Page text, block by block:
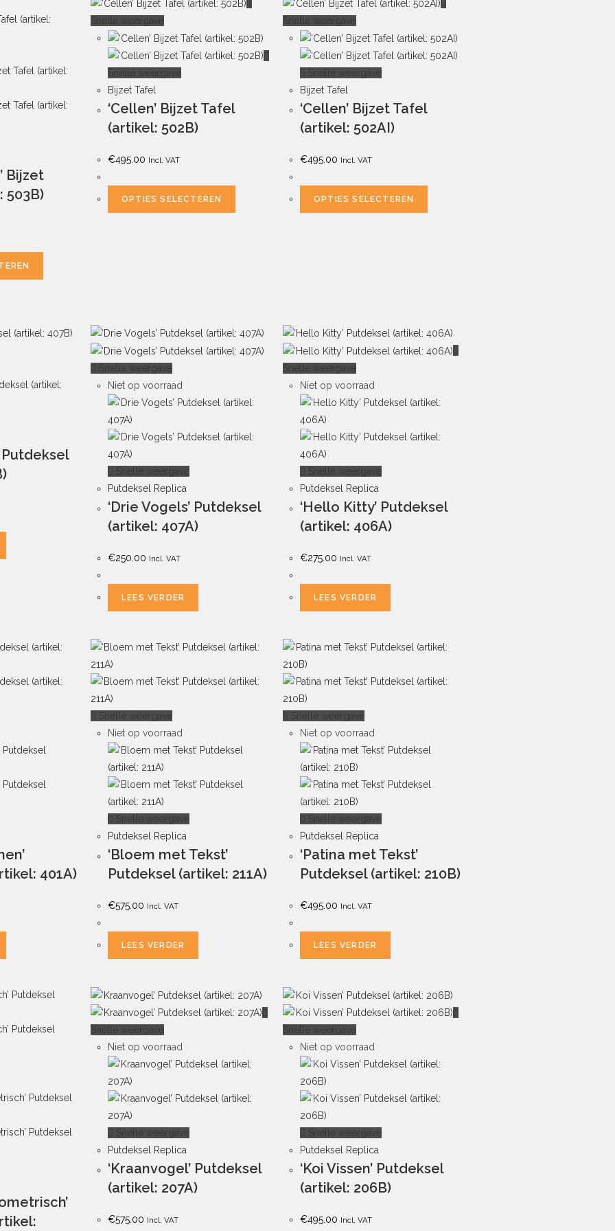
Bijzet
503B)
Snelle weergave
Snelle weergave
Bijzet Tafel
‘Cellen’ Bijzet Tafel
(artikel: 502B)
€495.00 Incl. VAT
OPTIES SELECTEREN
Snelle weergave
Snelle weergave
Bijzet Tafel
‘Cellen’ Bijzet Tafel
(artikel: 502AI)
€495.00 Incl. VAT
OPTIES SELECTEREN
Putdeksel
Snelle weergave
Niet op voorraad
Snelle weergave
Putdeksel Replica
‘Drie Vogels’ Putdeksel
(artikel: 407A)
€250.00 Incl. VAT
LEES VERDER
Snelle weergave
Niet op voorraad
Snelle weergave
Putdeksel Replica
‘Hello Kitty’ Putdeksel
(artikel: 406A)
€275.00 Incl. VAT
LEES VERDER
401A)
Snelle weergave
Niet op voorraad
Snelle weergave
Putdeksel Replica
‘Bloem met Tekst’
Putdeksel (artikel: 211A)
€575.00 Incl. VAT
LEES VERDER
Snelle weergave
Niet op voorraad
Snelle weergave
Putdeksel Replica
‘Patina met Tekst’
Putdeksel (artikel: 210B)
€495.00 Incl. VAT
LEES VERDER
Snelle weergave
Niet op voorraad
Snelle weergave
Putdeksel Replica
‘Kraanvogel’ Putdeksel
(artikel: 207A)
€575.00 Incl. VAT
Snelle weergave
Niet op voorraad
Snelle weergave
Putdeksel Replica
‘Koi Vissen’ Putdeksel
(artikel: 206B)
€495.00 Incl. VAT